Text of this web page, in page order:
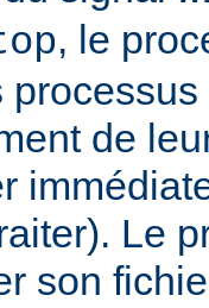
, le
de
Le
son